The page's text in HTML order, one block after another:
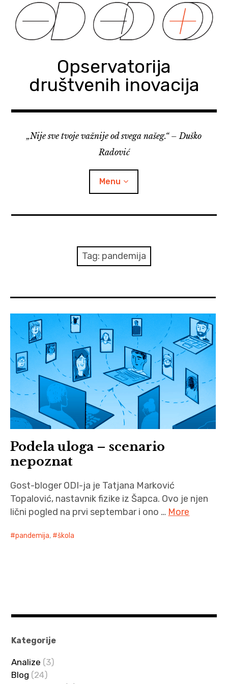
content
Opservatorija
društvenih inovacija
„Nije sve tvoje važnije od svega našeg.“ – Duško
Radović
Menu
Vizuelizacije
Tag: pandemija
Podela uloga – scenario
nepoznat
Gost-bloger ODI-ja je Tatjana Marković
Topalović, nastavnik fizike iz Šapca. Ovo je njen
lični pogled na prvi septembar i ono … More
pandemija, škola
Kategorije
Analize (3)
Blog (24)